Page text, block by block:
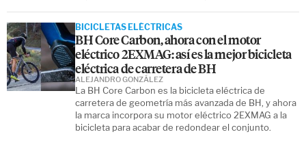
BICICLETAS ELÉCTRICAS
BH Core Carbon, ahora con el motor
eléctrico 2EXMAG: así es la mejor bicicleta
eléctrica de carretera de BH
La BH Core Carbon es la bicicleta eléctrica de
carretera de geometría más avanzada de BH, y ahora
la marca incorpora su motor eléctrico 2EXMAG a la
bicicleta para acabar de redondear el conjunto.
ALEJANDRO GONZÁLEZ